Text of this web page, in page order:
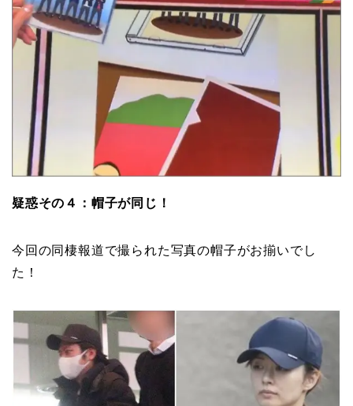
疑惑その４：帽子が同じ！
今回の同棲報道で撮られた写真の帽子がお揃いでし
た！